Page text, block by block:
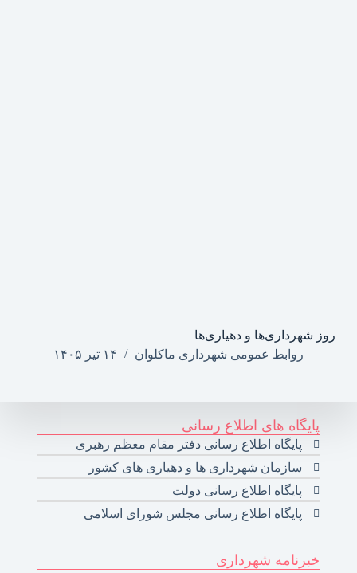
روز شهرداری‌ها و دهیاری‌ها
روابط عمومی شهرداری ماکلوان
۱۴ تیر ۱۴۰۵
پایگاه های اطلاع رسانی
پایگاه اطلاع رسانی دفتر مقام معظم رهبری
سازمان شهرداری ها و دهیاری های کشور
پایگاه اطلاع رسانی دولت
پایگاه اطلاع رسانی مجلس شورای اسلامی
خبرنامه شهرداری